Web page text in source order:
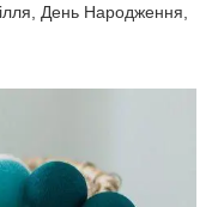
День Народження,